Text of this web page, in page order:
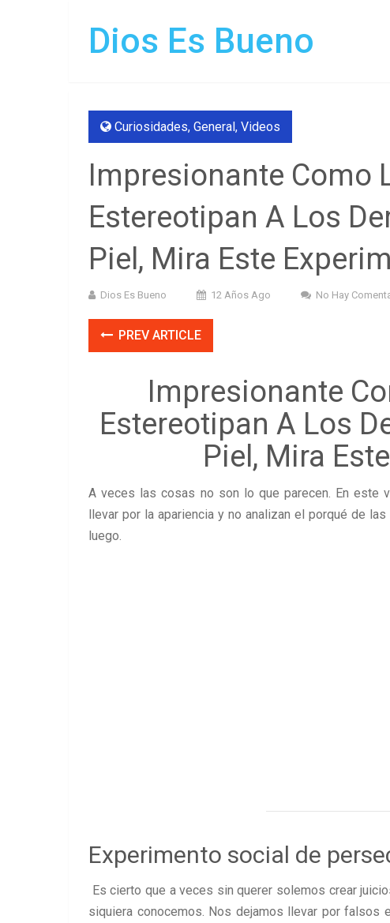
Dios Es Bueno
Curiosidades, General, Videos
Impresionante Como
Estereotipan A Los
Piel, Mira Este
Dios Es Bueno 12 Años Ago No Hay
PREV ARTICLE
Impresionante
Estereotipan A Los
Piel, Mira
A veces las cosas no son lo que parecen. En este
llevar por la apariencia y no analizan el porqué de
luego.
Experimento social de
Es cierto que a veces sin querer solemos crear
siquiera conocemos. Nos dejamos llevar por falsos